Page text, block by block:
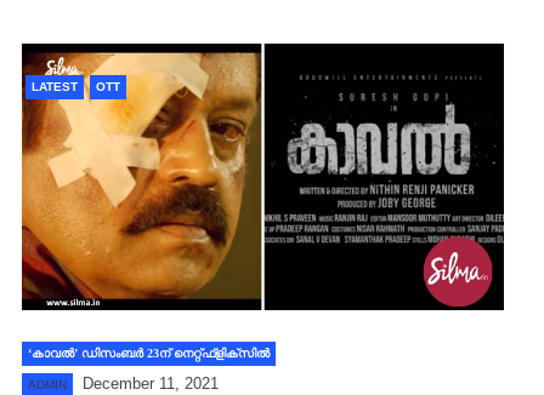
LATEST OTT
‘കാവല്‍’ ഡിസംബര്‍ 23ന് നെറ്റ്ഫ്ളിക്സില്‍
ADMIN December 11, 2021